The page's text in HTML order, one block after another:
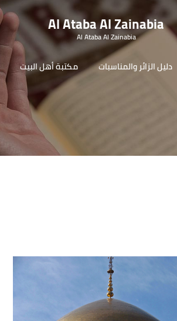
Al Ataba Al Zainabia
Al Ataba Al Zainabia
دليل الزائر والمناسبات مكتبة أهل البيت